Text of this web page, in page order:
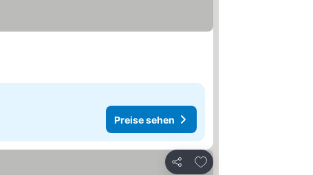
Preise sehen
Teilen
Zu Favoriten hinzufügen